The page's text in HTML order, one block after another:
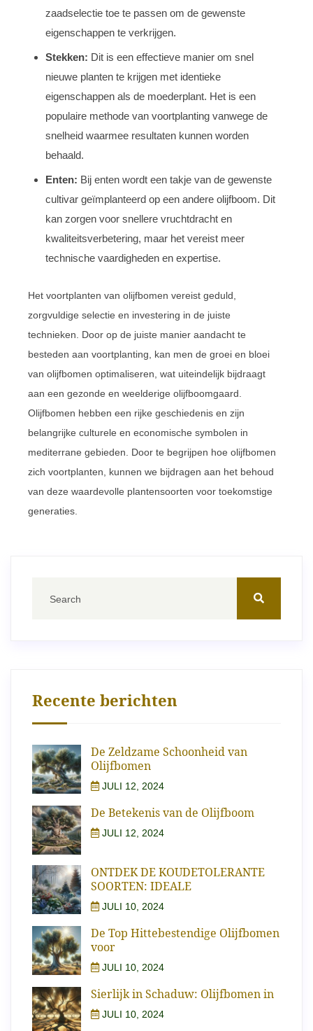
zaadselectie toe te passen om de gewenste
eigenschappen te verkrijgen.
Stekken: Dit is een effectieve manier om snel
nieuwe planten te krijgen met identieke
eigenschappen als de moederplant. Het is een
populaire methode van voortplanting vanwege de
snelheid waarmee resultaten kunnen worden
behaald.
Enten: Bij enten wordt een takje van de gewenste
cultivar geïmplanteerd op een andere olijfboom. Dit
kan zorgen voor snellere vruchtdracht en
kwaliteitsverbetering, maar het vereist meer
technische vaardigheden en expertise.
Het voortplanten van olijfbomen vereist geduld,
zorgvuldige selectie en investering in de juiste
technieken. Door op de juiste manier aandacht te
besteden aan voortplanting, kan men de groei en bloei
van olijfbomen optimaliseren, wat uiteindelijk bijdraagt
aan een gezonde en weelderige olijfboomgaard.
Olijfbomen hebben een rijke geschiedenis en zijn
belangrijke culturele en economische symbolen in
mediterrane gebieden. Door te begrijpen hoe olijfbomen
zich voortplanten, kunnen we bijdragen aan het behoud
van deze waardevolle plantensoorten voor toekomstige
generaties.
Recente berichten
De Zeldzame Schoonheid van
Olijfbomen
JULI 12, 2024
De Betekenis van de Olijfboom
JULI 12, 2024
ONTDEK DE KOUDETOLERANTE
SOORTEN: IDEALE
JULI 10, 2024
De Top Hittebestendige Olijfbomen
voor
JULI 10, 2024
Sierlijk in Schaduw: Olijfbomen in
JULI 10, 2024